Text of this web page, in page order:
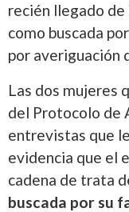
recién llegado de
como buscada
por averiguación
Las dos mujeres
del Protocolo de
entrevistas que
evidencia que el
cadena de trata
buscada por su